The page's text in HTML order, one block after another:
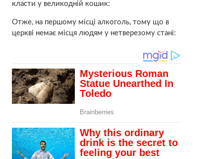
класти у великодній кошик:
Отже, на першому місці алкоголь, тому що в
церкві немає місця людям у нетверезому стані: